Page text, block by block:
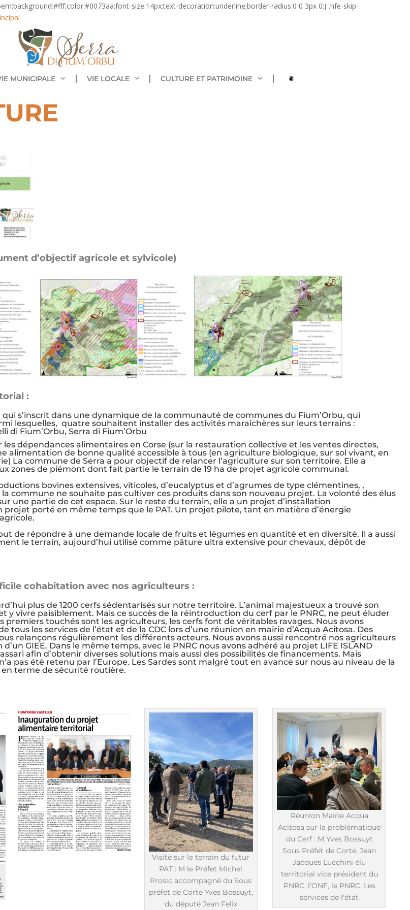
size:14px;text-decoration:underline;border-radius:0 0 3px 0;} .hfe-skip-
MUNICIPALE VIE LOCALE CULTURE ET PATRIMOINE
d’objectif agricole et sylvicole)
:
qui s’inscrit dans une dynamique de la communauté de communes du Fium’Orbu, qui
lesquelles, quatre souhaitent installer des activités maraîchères sur leurs terrains :
di Fium’Orbu, Serra di Fium’Orbu
dépendances alimentaires en Corse (sur la restauration collective et les ventes directes,
alimentation de bonne qualité accessible à tous (en agriculture biologique, sur sol vivant, en
La commune de Serra a pour objectif de relancer l’agriculture sur son territoire. Elle a
zones de piémont dont fait partie le terrain de 19 ha de projet agricole communal.
bovines extensives, viticoles, d’eucalyptus et d’agrumes de type clémentines, ,
la commune ne souhaite pas cultiver ces produits dans son nouveau projet. La volonté des élus
une partie de cet espace. Sur le reste du terrain, elle a un projet d’installation
projet porté en même temps que le PAT. Un projet pilote, tant en matière d’énergie
de répondre à une demande locale de fruits et légumes en quantité et en diversité. Il a aussi
le terrain, aujourd’hui utilisé comme pâture ultra extensive pour chevaux, dépôt de
cohabitation avec nos agriculteurs :
plus de 1200 cerfs sédentarisés sur notre territoire. L’animal majestueux a trouvé son
y vivre paisiblement. Mais ce succès de la réintroduction du cerf par le PNRC, ne peut éluder
premiers touchés sont les agriculteurs, les cerfs font de véritables ravages. Nous avons
tous les services de l’état et de la CDC lors d’une réunion en mairie d’Acqua Acitosa. Des
relançons régulièrement les différents acteurs. Nous avons aussi rencontré nos agriculteurs
GIEE. Dans le même temps, avec le PNRC nous avons adhéré au projet LIFE ISLAND
afin d’obtenir diverses solutions mais aussi des possibilités de financements. Mais
pas été retenu par l’Europe. Les Sardes sont malgré tout en avance sur nous au niveau de la
terme de sécurité routière.
Visite sur le terrain du futur
PAT : M le Préfet Michel
Prosic accompagné du Sous
préfet de Corte Yves Bossuyt,
du député Jean Felix
Réunion Mairie Acqua
Acitosa sur la problématique
du Cerf : M Yves Bossuyt
Sous Préfet de Corte, Jean
Jacques Lucchini élu
territorial vice président du
PNRC, l'ONF, le PNRC, Les
services de l'état